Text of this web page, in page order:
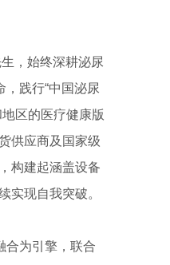
，始终深耕泌尿
，践行“中国泌尿
区的医疗健康版
供应商及国家级
构建起涵盖设备
实现自我突破。
合为引擎，联合